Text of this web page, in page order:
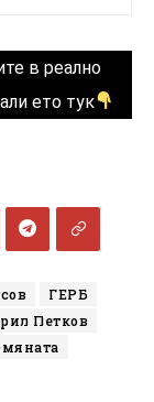
в реално
ето тук
ГЕРБ
Петков